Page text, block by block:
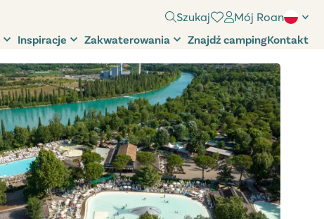
Szukaj Mój Roan
Inspiracje Zakwaterowania Znajdź campingKontakt